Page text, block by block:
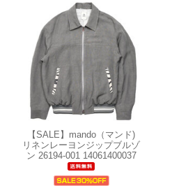
【SALE】 mando（マンド)
リネンレーヨンジップブルゾ
ン 26194-001 14061400037